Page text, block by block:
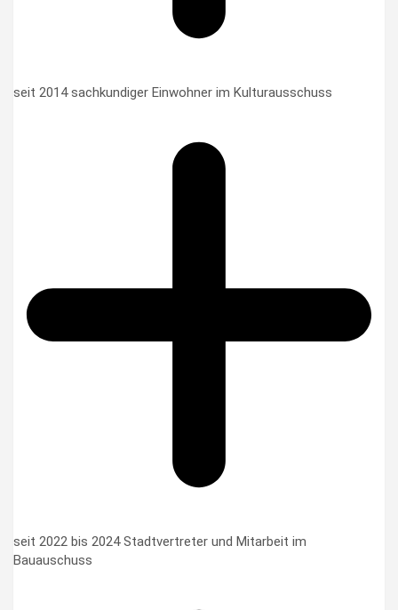
seit 2014 sachkundiger Einwohner im Kulturausschuss
seit 2022 bis 2024 Stadtvertreter und Mitarbeit im
Bauauschuss